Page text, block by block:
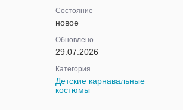
Состояние
новое
Обновлено
29.07.2026
Категория
Детские карнавальные
костюмы